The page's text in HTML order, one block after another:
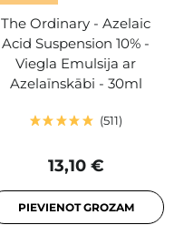
The Ordinary - Azelaic
Acid Suspension 10% -
Viegla Emulsija ar
Azelaīnskābi - 30ml
511
13,10 €
PIEVIENOT GROZAM